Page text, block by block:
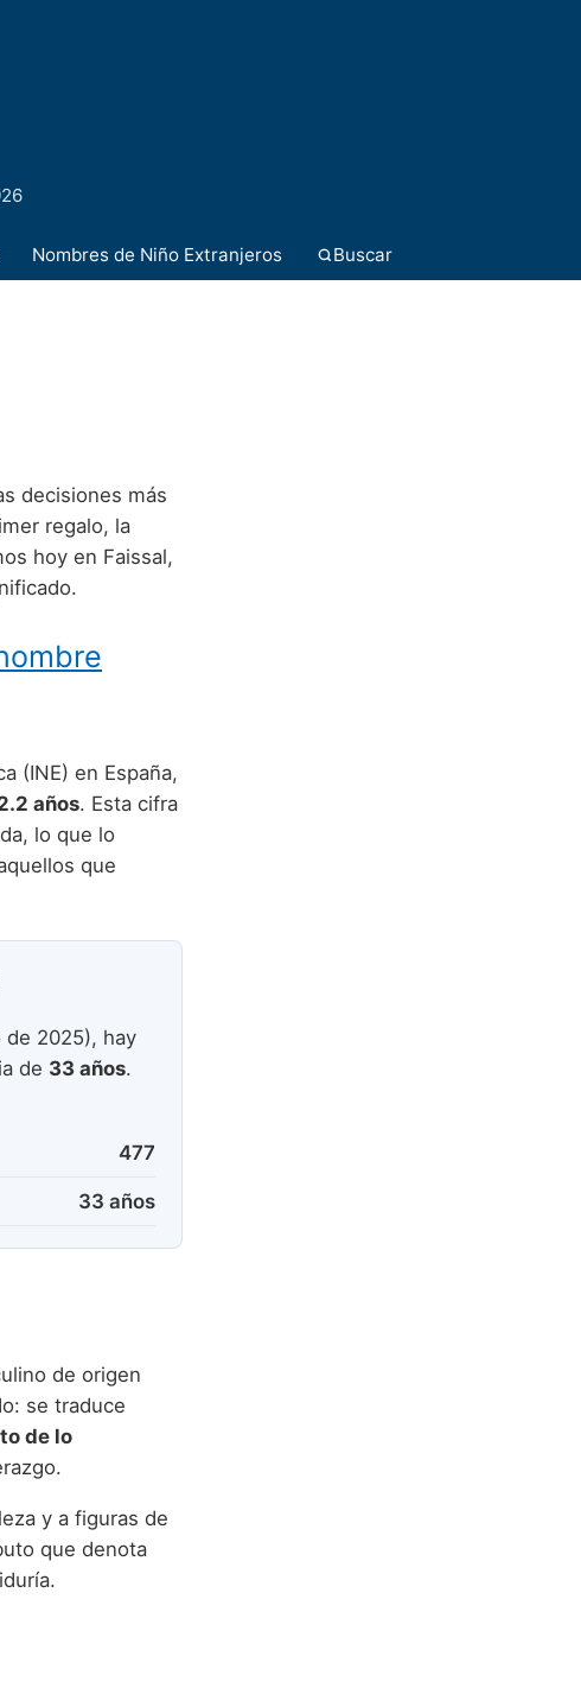
Nombres de Niño Extranjeros Buscar
decisiones más
regalo, la
hoy en Faissal,
(INE) en España,
años. Esta cifra
lo que lo
que
de 2025), hay
de 33 años.
477
33 años
de origen
se traduce
de lo
y a figuras de
que denota